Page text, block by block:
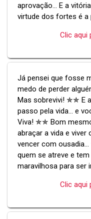
aprovação... E a
virtude dos fortes é a
Clic aqui
Já pensei que fosse
medo de perder
Mas sobrevivi! ✯✯ E
passo pela vida... e
Viva! ✯✯ Bom
abraçar a vida e viver
vencer com
quem se atreve e
maravilhosa para ser
Clic aqui